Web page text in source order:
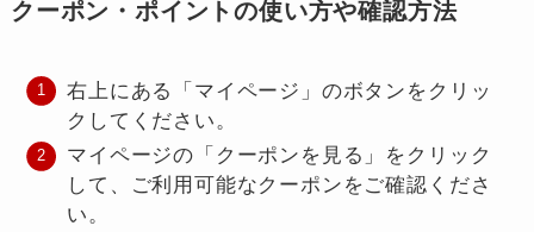
クーポン・ポイントの使い方や確認方法
右上にある「マイページ」のボタンをクリッ
クしてください。
マイページの「クーポンを見る」をクリック
して、ご利用可能なクーポンをご確認くださ
い。